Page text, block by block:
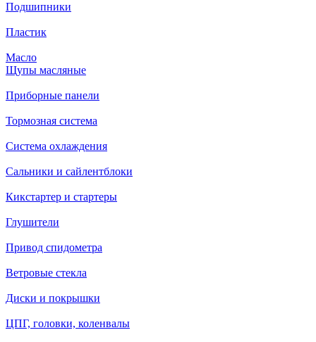
Подшипники
Пластик
Масло
Щупы масляные
Приборные панели
Тормозная система
Система охлаждения
Сальники и сайлентблоки
Кикстартер и стартеры
Глушители
Привод спидометра
Ветровые стекла
Диски и покрышки
ЦПГ, головки, коленвалы